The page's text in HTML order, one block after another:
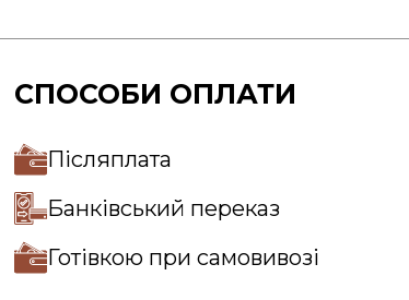
СПОСОБИ ОПЛАТИ
Післяплата
Банківський переказ
Готівкою при самовивозі